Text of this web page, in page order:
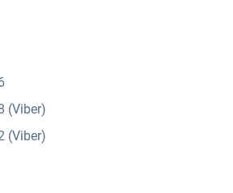
(Viber)
(Viber)